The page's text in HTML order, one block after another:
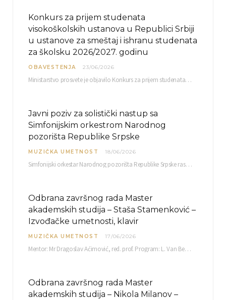
Konkurs za prijem studenata
visokoškolskih ustanova u Republici Srbiji
u ustanove za smeštaj i ishranu studenata
za školsku 2026/2027. godinu
OBAVESTENJA 23/06/2026
Ministarstvo prosvete je objavilo Konkurs za prijem studenata visokoškolskih ustanova u Republici Srbiji u ustanove…
Javni poziv za solistički nastup sa
Simfonijskim orkestrom Narodnog
pozorišta Republike Srpske
MUZIČKA UMETNOST 18/06/2026
Simfonijski orkestar Narodnog pozorišta Republike Srpske raspisuje javni poziv za učešće u projektu „CRESCENDO: Nova…
Odbrana završnog rada Master
akademskih studija – Staša Stamenković –
Izvođačke umetnosti, klavir
MUZIČKA UMETNOST 17/06/2026
Mentor: Mr Dragoslav Aćimović, red. prof. Program: L. Van Betoven: Sonata op. 31 br. 2 u…
Odbrana završnog rada Master
akademskih studija – Nikola Milanov –